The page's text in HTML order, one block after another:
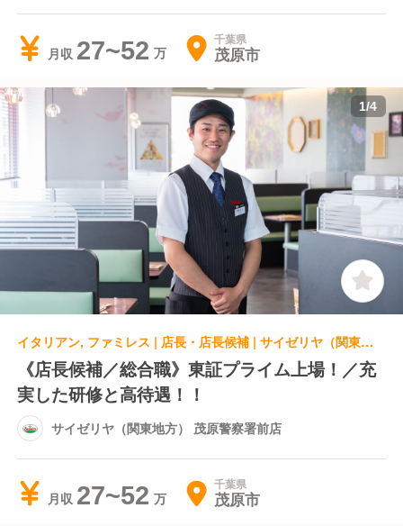
月収 27~52 千葉県
茂原市
1/4
イタリアン, ファミレス | 店長・店長候補 | サイゼリヤ（関東地方） 茂原警察署前店
《店長候補／総合職》東証プライム上場！／充
実した研修と高待遇！！
サイゼリヤ（関東地方） 茂原警察署前店
月収 27~52 千葉県
茂原市